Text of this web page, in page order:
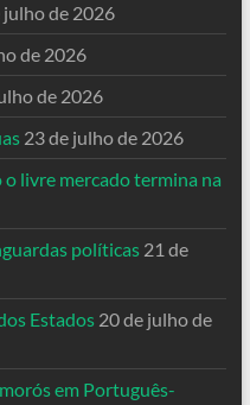
julho de 2026
de 2026
de 2026
23 de julho de 2026
livre mercado termina na
políticas 21 de
Estados 20 de julho de
em Português-